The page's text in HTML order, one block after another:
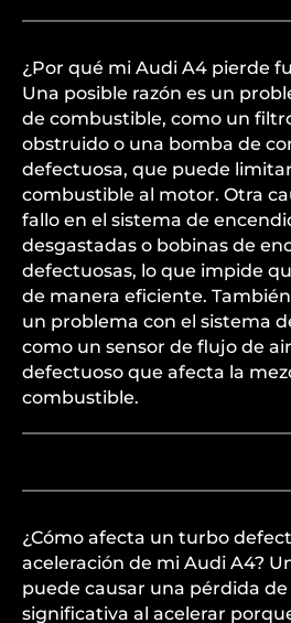
¿Por qué mi Audi A4 pierde
Una posible razón es un
de combustible, como un
obstruido o una bomba de
defectuosa, que puede
combustible al motor. Otra
fallo en el sistema de
desgastadas o bobinas de
defectuosas, lo que impide
de manera eficiente.
un problema con el sistema
como un sensor de flujo de
defectuoso que afecta la
combustible.
¿Cómo afecta un turbo
aceleración de mi Audi A4?
puede causar una pérdida
significativa al acelerar